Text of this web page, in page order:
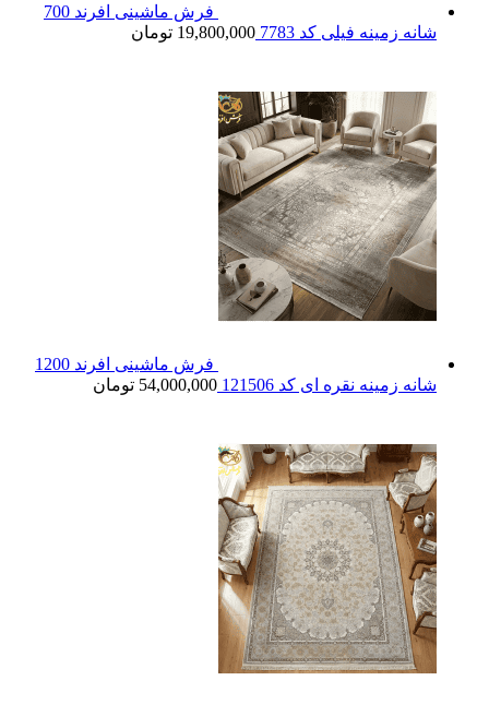
فرش ماشینی افرند 700
شانه زمینه فیلی کد 7783
19,800,000 تومان
فرش ماشینی افرند 1200
شانه زمینه نقره ای کد 121506
54,000,000 تومان